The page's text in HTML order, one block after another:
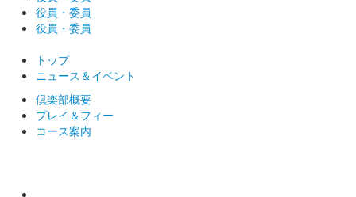
役員・委員
役員・委員
トップ
ニュース＆イベント
倶楽部概要
プレイ＆フィー
コース案内